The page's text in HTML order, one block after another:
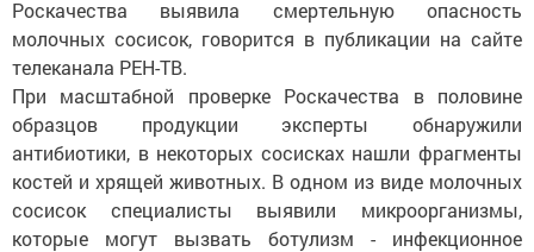
Роскачества выявила смертельную опасность
молочных сосисок, говорится в публикации на сайте
телеканала РЕН-ТВ.
При масштабной проверке Роскачества в половине
образцов продукции эксперты обнаружили
антибиотики, в некоторых сосисках нашли фрагменты
костей и хрящей животных. В одном из виде молочных
сосисок специалисты выявили микроорганизмы,
которые могут вызвать ботулизм - инфекционное